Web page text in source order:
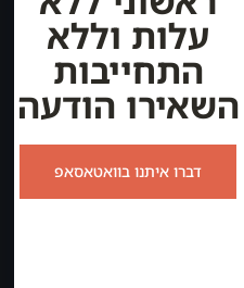
עלות וללא
התחייבות
השאירו הודעה
דברו איתנו בוואטאסאפ